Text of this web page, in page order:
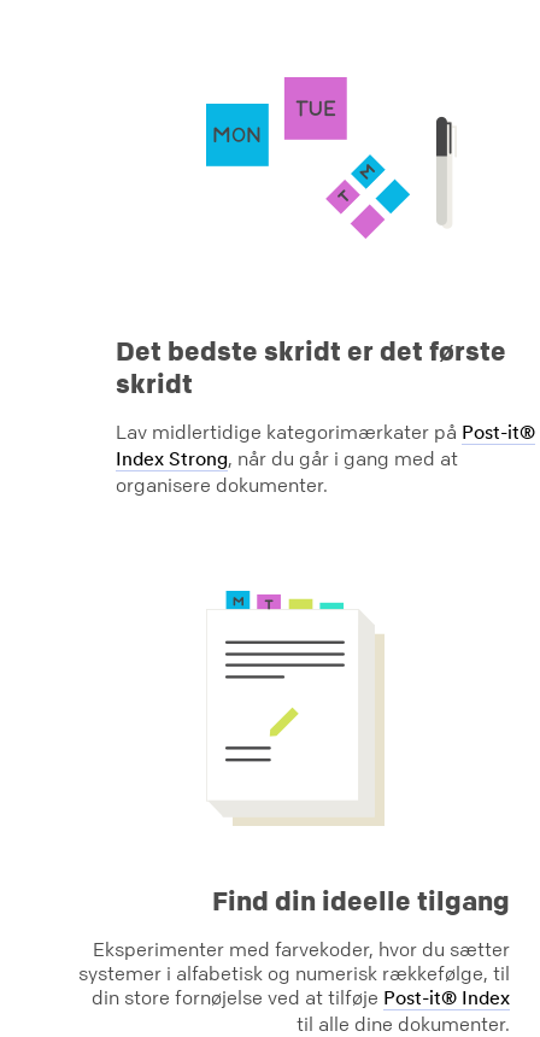
Det bedste skridt er det første
skridt
Lav midlertidige kategorimærkater på Post-it®
Index Strong, når du går i gang med at
organisere dokumenter.
Find din ideelle tilgang
Eksperimenter med farvekoder, hvor du sætter
systemer i alfabetisk og numerisk rækkefølge, til
din store fornøjelse ved at tilføje Post-it® Index
til alle dine dokumenter.